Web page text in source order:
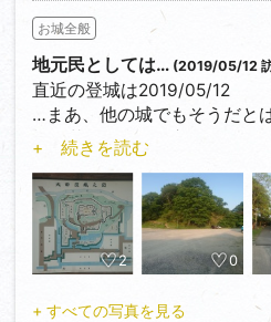
何とかして欲しい)。
今回の各名称は、「近世栃木
想舎)」の、旧版、並びに改訂
す。
①会所跡
三ノ丸、九鶴門の脇に有りま
現在はトイレ併設の駐車場。
トイレ裏手にも土塁の遺構が
②藩校、作新館跡周辺
画面左手の方角に黒門と呼ば
お城全般
地元民としては… (2019/05/12
直近の登城は2019/05/12
…まあ、他の城でもそうだと
桜の花見場所…と言うのが周
なので、純粋に城を楽しむな
登城はお勧め出来ません。
…さて、以降は写真と連動さ
ればと思います。
①案内図
+ 続きを読む
2 0
+ すべての写真を見る